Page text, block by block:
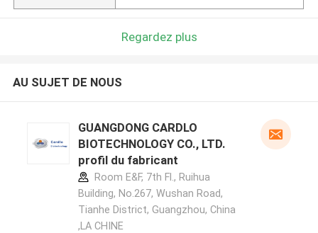
Regardez plus
AU SUJET DE NOUS
GUANGDONG CARDLO
BIOTECHNOLOGY CO., LTD.
profil du fabricant
Room E&F, 7th Fl., Ruihua
Building, No.267, Wushan Road,
Tianhe District, Guangzhou, China
,LA CHINE